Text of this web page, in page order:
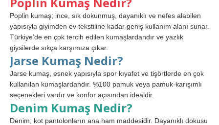
Poplin kumaş; ince, sık dokunmuş, dayanıklı ve nefes alabilen
yapısıyla giyimden ev tekstiline kadar geniş kullanım alanı sunar.
Türkiye’de en çok tercih edilen kumaşlardandır ve yazlık
giysilerde sıkça karşımıza çıkar.
Jarse Kumaş Nedir?
Jarse kumaş, esnek yapısıyla spor kıyafet ve tişörtlerde en çok
kullanılan kumaşlardandır. %100 pamuk veya pamuk-karışımlı
seçenekleri vardır ve konfor açısından idealdir.
Denim Kumaş Nedir?
Denim; kot pantolonların ana ham maddesidir. Dayanıklı dokusu